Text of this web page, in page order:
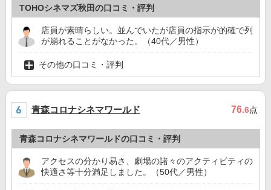
TOHOシネマズ秋田の口コミ・評判
店員が素晴らしい。並んでいたが店員の指示が的確で列
が崩れることがなかった。（40代／男性）
その他の口コミ・評判
青森コロナシネマワールド 76.6点
青森コロナシネマワールドの口コミ・評判
アクセスの分かり易さ、劇場の諸々のアクティビティの
快適さ等十分満足しました。（50代／男性）